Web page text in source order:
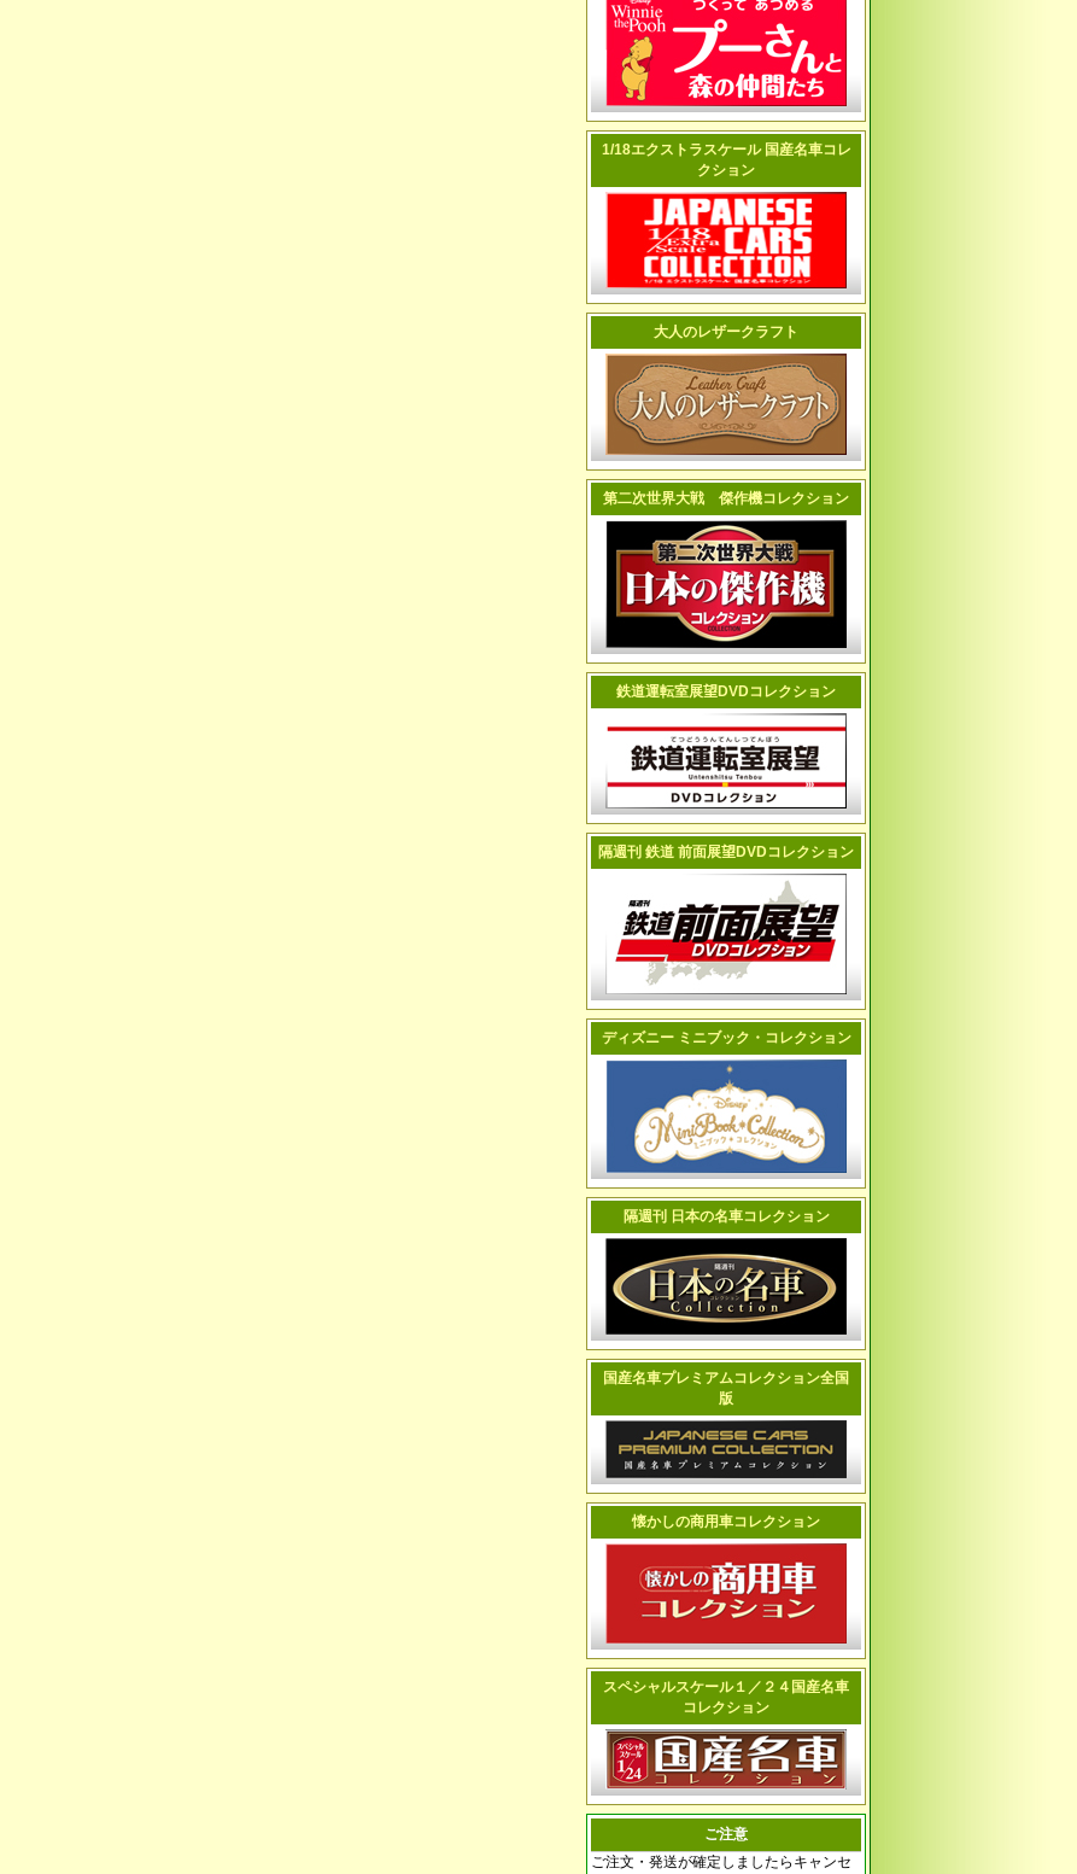
1/18エクストラスケール 国産名車コレ
クション
大人のレザークラフト
第二次世界大戦 傑作機コレクション
鉄道運転室展望DVDコレクション
隔週刊 鉄道 前面展望DVDコレクション
ディズニー ミニブック・コレクション
隔週刊 日本の名車コレクション
国産名車プレミアムコレクション全国
版
懐かしの商用車コレクション
スペシャルスケール１／２４国産名車
コレクション
ご注意
ご注文・発送が確定しましたらキャンセ